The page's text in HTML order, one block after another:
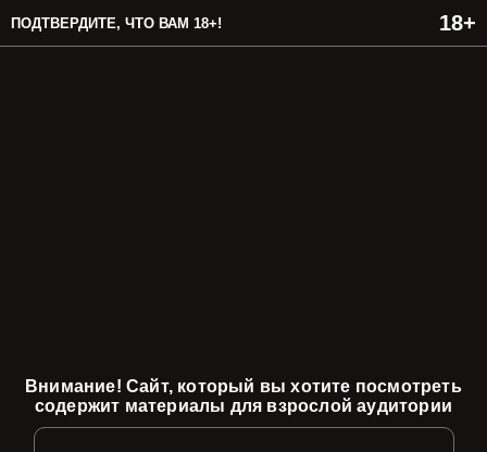
ПОДТВЕРДИТЕ, ЧТО ВАМ 18+!
Внимание! Сайт, который вы хотите посмотреть
содержит материалы для взрослой аудитории